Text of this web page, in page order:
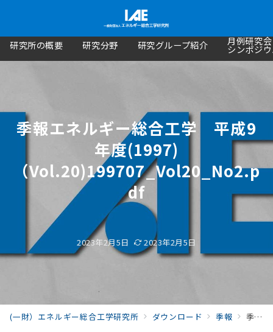
研究所の概要 研究分野 研究グループ紹介 月例研究
シンポジ
季報エネルギー総合工学 平成9
年度(1997)
（Vol.20)199707_Vol20_No2.p
df
2023年2月5日 2023年2月5日
(一財）エネルギー総合工学研究所 ダウンロード 季報 季報エネルギー総合工学 平成9年度(1997) （Vol.20)199707_Vol20_No2.pdf